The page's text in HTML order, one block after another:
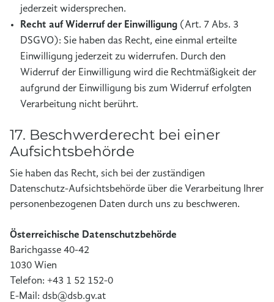
jederzeit widersprechen.
Recht auf Widerruf der Einwilligung(Art. 7 Abs. 3
DSGVO): Sie haben das Recht, eine einmal erteilte
Einwilligung jederzeit zu widerrufen. Durch den
Widerruf der Einwilligung wird die Rechtmäßigkeit der
aufgrund der Einwilligung bis zum Widerruf erfolgten
Verarbeitung nicht berührt.
17. Beschwerderecht bei einer
Aufsichtsbehörde
Sie haben das Recht, sich bei der zuständigen
Datenschutz-Aufsichtsbehörde über die Verarbeitung Ihrer
personenbezogenen Daten durch uns zu beschweren.
Österreichische Datenschutzbehörde
Barichgasse 40-42
1030 Wien
Telefon: +43 1 52 152-0
E-Mail: dsb@dsb.gv.at